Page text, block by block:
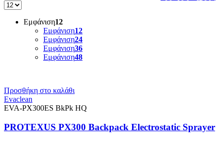
Εμφάνιση12
Εμφάνιση12
Εμφάνιση24
Εμφάνιση36
Εμφάνιση48
Προσθήκη στο καλάθι
Evaclean
EVA-PX300ES BkPk HQ
PROTEXUS PX300 Backpack Electrostatic Sprayer